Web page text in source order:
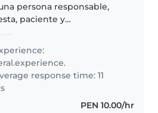
persona responsable,
paciente y
lo que me ha
desarrollar disciplina,
response time: 11
PEN 10.00/hr